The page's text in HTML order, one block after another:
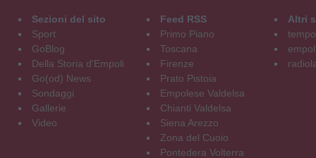
Sezioni del sito
Sport
GoBlog
Della Storia d'Empoli
Go(od) News
Sondaggi
Gallerie
Video
Feed RSS
Primo Piano
Toscana
Firenze
Prato Pistoia
Empolese Valdelsa
Chianti Valdelsa
Siena Arezzo
Zona del Cuoio
Pontedera Volterra
Altri